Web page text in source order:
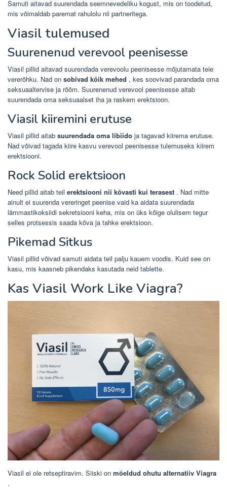
Samuti aitavad suurendada seemnevedeliku kogust, mis on toodetud,
mis võimaldab paremat rahulolu nii partneritega.
Viasil tulemused
Suurenenud verevool peenisesse
Viasil pillid aitavad suurendada verevoolu peenisesse mõjutamata teie
vererõhku. Nad on sobivad kõik mehed , kes soovivad parandada oma
seksuaaltervise ja rõõm. Suurenenud verevool peenisesse aitab
suurendada oma seksuaalset iha ja raskem erektsioon.
Viasil kiiremini erutuse
Viasil pillid aitab suurendada oma libiido ja tagavad kiirema erutuse.
Nad võivad tagada kiire kasvu verevool peenisesse tulemuseks kiirem
erektsiooni.
Rock Solid erektsioon
Need pillid aitab teil erektsiooni nii kõvasti kui terasest . Nad mitte
ainult ei suurenda vereringet peenise vaid ka aidata suurendada
lämmastikoksiidi sekretsiooni keha, mis on üks kõige olulisem tegur
selles protsessis saada kõva ja tahke erektsioon.
Pikemad Sitkus
Viasil pillid võivad samuti aidata teil palju kauem voodis. Kuid see on
kasu, mis kaasneb pikendaks kasutada neid tablette.
Kas Viasil Work Like Viagra?
Viasil ei ole retseptiravim. Siiski on mõeldud ohutu alternatiiv Viagra
.